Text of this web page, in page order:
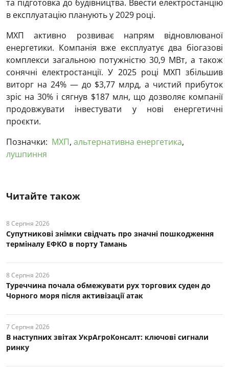
та підготовка до будівництва. Ввести електростанцію
в експлуатацію планують у 2029 році.
МХП активно розвиває напрям відновлюваної
енергетики. Компанія вже експлуатує два біогазові
комплекси загальною потужністю 30,9 МВт, а також
сонячні електростанції. У 2025 році МХП збільшив
виторг на 24% — до $3,77 млрд, а чистий прибуток
зріс на 30% і сягнув $187 млн, що дозволяє компанії
продовжувати інвестувати у нові енергетичні
проєкти.
Позначки: МХП, альтернативна енергетика,
лушпиння
Читайте також
8 Серпня 2026
Супутникові знімки свідчать про значні пошкодження
терміналу ЕФКО в порту Тамань
8 Серпня 2026
Туреччина почала обмежувати рух торгових суден до
Чорного моря після активізації атак
7 Серпня 2026
В наступних звітах УкрАгроКонсалт: ключові cигнали
ринку